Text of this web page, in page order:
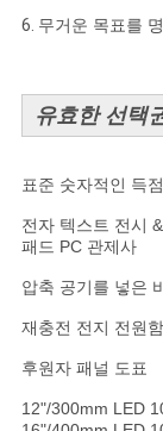
6. 무거운 목표를
유효한 선택
표준 숫자적인 득
전자 텍스트 전시
패드 PC 관제사
압축 공기를 넣은
재충전 전지 전원함
후원자 패널 도표
12"/300mm LED